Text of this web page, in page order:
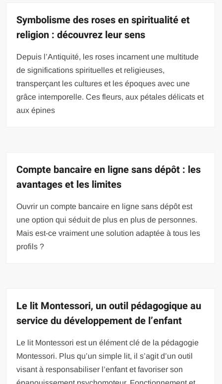
Symbolisme des roses en spiritualité et
religion : découvrez leur sens
Depuis l’Antiquité, les roses incarnent une multitude
de significations spirituelles et religieuses,
transperçant les cultures et les époques avec une
grâce intemporelle. Ces fleurs, aux pétales délicats et
aux épines
Compte bancaire en ligne sans dépôt : les
avantages et les limites
Ouvrir un compte bancaire en ligne sans dépôt est
une option qui séduit de plus en plus de personnes.
Mais est-ce vraiment une solution adaptée à tous les
profils ?
Le lit Montessori, un outil pédagogique au
service du développement de l’enfant
Le lit Montessori est un élément clé de la pédagogie
Montessori. Plus qu’un simple lit, il s’agit d’un outil
visant à responsabiliser l’enfant et favoriser son